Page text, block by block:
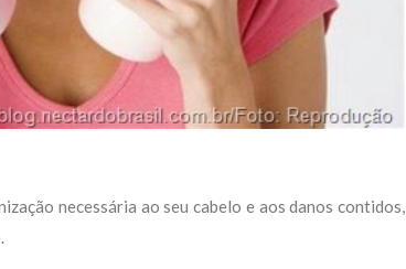
necessária ao seu cabelo e aos danos contidos,